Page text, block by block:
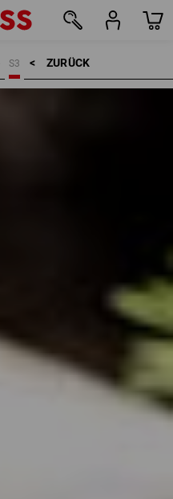
ZURÜCK    >
S3